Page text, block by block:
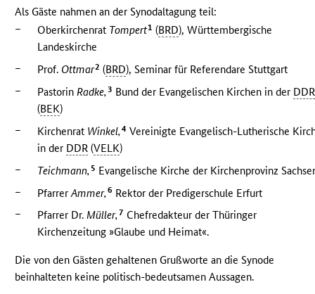
Als Gäste nahmen an der Synodaltagung teil:
–
Oberkirchenrat Tompert1 (BRD), Württembergische
Landeskirche
–
Prof. Ottmar2 (BRD), Seminar für Referendare Stuttgart
–
PastorinRadke,3 Bund der Evangelischen Kirchen in der DDR
(BEK)
–
Kirchenrat Winkel, 4 Vereinigte Evangelisch-Lutherische
in der DDR (VELK)
–
Teichmann, 5 Evangelische Kirche der Kirchenprovinz
–
PfarrerAmmer, 6 Rektor der Predigerschule Erfurt
–
Pfarrer Dr.Müller,7 Chefredakteur der Thüringer
Kirchenzeitung »Glaube und Heimat«.
Die von den Gästen gehaltenen Grußworte an die Synode
beinhalteten keine politisch-bedeutsamen Aussagen.